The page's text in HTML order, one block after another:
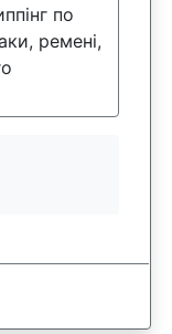
по
ремені,